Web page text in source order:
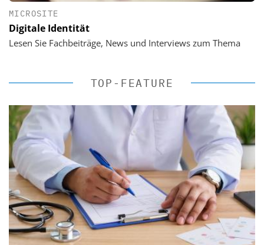
MICROSITE
Digitale Identität
Lesen Sie Fachbeiträge, News und Interviews zum Thema
TOP-FEATURE